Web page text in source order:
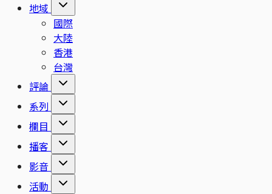
地域
國際
大陸
香港
台灣
評論
系列
欄目
播客
影音
活動